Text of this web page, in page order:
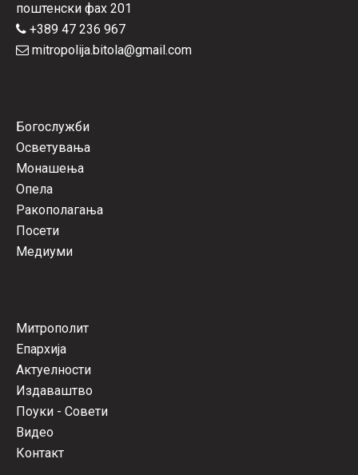
поштенски фах 201
+389 47 236 967
mitropolija.bitola@gmail.com
Богослужби
Осветувања
Монашења
Опела
Ракополагања
Посети
Медиуми
Митрополит
Епархија
Актуелности
Издаваштво
Поуки - Совети
Видео
Контакт